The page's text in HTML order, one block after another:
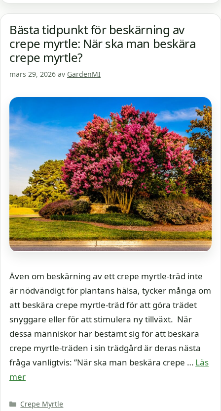
Bästa tidpunkt för beskärning av
crepe myrtle: När ska man beskära
crepe myrtle?
mars 29, 2026 av GardenMI
Även om beskärning av ett crepe myrtle-träd inte
är nödvändigt för plantans hälsa, tycker många om
att beskära crepe myrtle-träd för att göra trädet
snyggare eller för att stimulera ny tillväxt. När
dessa människor har bestämt sig för att beskära
crepe myrtle-träden i sin trädgård är deras nästa
fråga vanligtvis: ”När ska man beskära crepe … Läs
mer
Kategorier
Crepe Myrtle